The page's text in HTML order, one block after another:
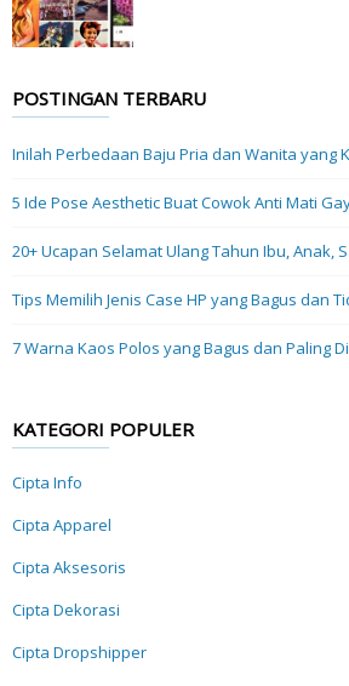
POSTINGAN TERBARU
Inilah Perbedaan Baju Pria dan Wanita yang
5 Ide Pose Aesthetic Buat Cowok Anti Mati
20+ Ucapan Selamat Ulang Tahun Ibu, Anak,
Tips Memilih Jenis Case HP yang Bagus dan
7 Warna Kaos Polos yang Bagus dan Paling
KATEGORI POPULER
Cipta Info
Cipta Apparel
Cipta Aksesoris
Cipta Dekorasi
Cipta Dropshipper